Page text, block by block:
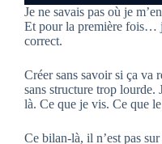
Je ne savais pas où je
Et pour la première fois…
correct.
Créer sans savoir si ça va
sans structure trop
là. Ce que je vis. Ce que
Ce bilan-là, il n’est pas